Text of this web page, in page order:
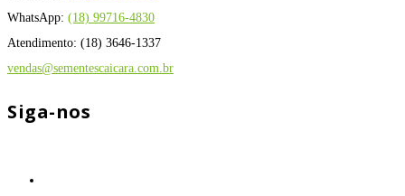
WhatsApp: (18) 99716-4830
Atendimento: (18) 3646-1337
vendas@sementescaicara.com.br
Siga-nos